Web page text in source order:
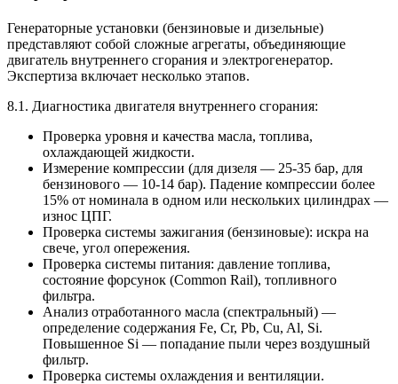
Генераторные установки (бензиновые и дизельные)
представляют собой сложные агрегаты, объединяющие
двигатель внутреннего сгорания и электрогенератор.
Экспертиза включает несколько этапов.
8.1. Диагностика двигателя внутреннего сгорания:
Проверка уровня и качества масла, топлива,
охлаждающей жидкости.
Измерение компрессии (для дизеля — 25-35 бар, для
бензинового — 10-14 бар). Падение компрессии более
15% от номинала в одном или нескольких цилиндрах —
износ ЦПГ.
Проверка системы зажигания (бензиновые): искра на
свече, угол опережения.
Проверка системы питания: давление топлива,
состояние форсунок (Common Rail), топливного
фильтра.
Анализ отработанного масла (спектральный) —
определение содержания Fe, Cr, Pb, Cu, Al, Si.
Повышенное Si — попадание пыли через воздушный
фильтр.
Проверка системы охлаждения и вентиляции.